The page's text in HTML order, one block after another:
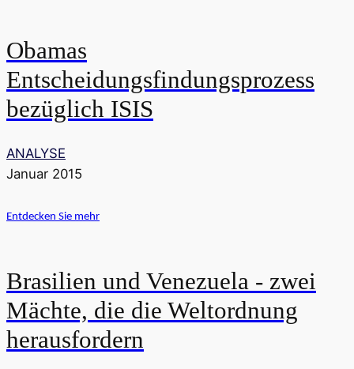
Obamas
Entscheidungsfindungsprozess
bezüglich ISIS
ANALYSE
Januar 2015
Entdecken Sie mehr
Brasilien und Venezuela - zwei
Mächte, die die Weltordnung
herausfordern